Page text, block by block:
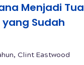
Menjadi Tua
Sudah
Clint Eastwood